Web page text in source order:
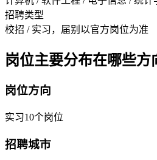
招聘类型
校招 / 实习，届别以官方岗位为准
岗位主要分布在哪些方
岗位方向
实习10个岗位
招聘城市